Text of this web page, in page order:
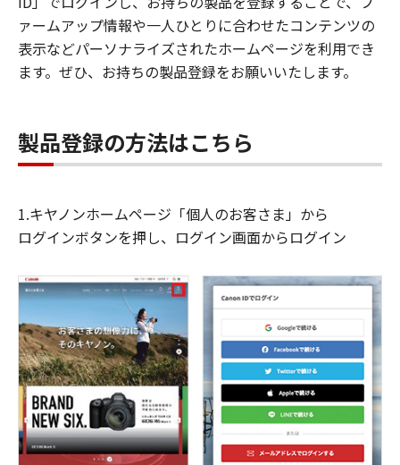
ァームアップ情報や一人ひとりに合わせたコンテンツの
表示などパーソナライズされたホームページを利用でき
ます。ぜひ、お持ちの製品登録をお願いいたします。
製品登録の方法はこちら
1.キヤノンホームページ「個人のお客さま」から
ログインボタンを押し、ログイン画面からログイン